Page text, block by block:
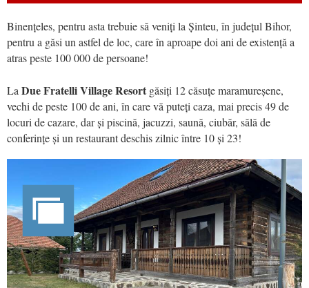
Binențeles, pentru asta trebuie să veniți la Șinteu, în județul Bihor,
pentru a găsi un astfel de loc, care în aproape doi ani de existență a
atras peste 100 000 de persoane!
La Due Fratelli Village Resort găsiți 12 căsuțe maramureșene,
vechi de peste 100 de ani, în care vă puteți caza, mai precis 49 de
locuri de cazare, dar și piscină, jacuzzi, saună, ciubăr, sălă de
conferințe și un restaurant deschis zilnic între 10 și 23!